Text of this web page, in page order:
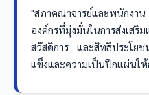
"สภาคณาจารย์และพนัก
องค์กรที่มุ่งมั่นในการส่งเส
สวัสดิการ และสิทธิประโยช
แข็งและความเป็นปึกแผ่นใ